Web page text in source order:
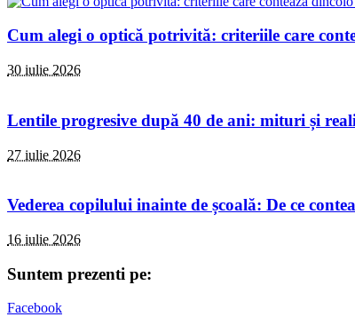
Cum alegi o optică potrivită: criteriile care
30 iulie 2026
Lentile progresive după 40 de ani: mituri și
27 iulie 2026
Vederea copilului inainte de școală: De ce
16 iulie 2026
Suntem prezenti pe:
Facebook